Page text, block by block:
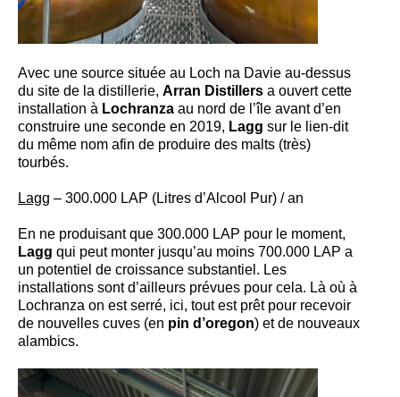
Avec une source située au Loch na Davie au-dessus
du site de la distillerie, Arran Distillers a ouvert cette
installation à Lochranza au nord de l’île avant d’en
construire une seconde en 2019, Lagg sur le lien-dit
du même nom afin de produire des malts (très)
tourbés.
Lagg – 300.000 LAP (Litres d’Alcool Pur) / an
En ne produisant que 300.000 LAP pour le moment,
Lagg qui peut monter jusqu’au moins 700.000 LAP a
un potentiel de croissance substantiel. Les
installations sont d’ailleurs prévues pour cela. Là où à
Lochranza on est serré, ici, tout est prêt pour recevoir
de nouvelles cuves (en pin d’oregon) et de nouveaux
alambics.